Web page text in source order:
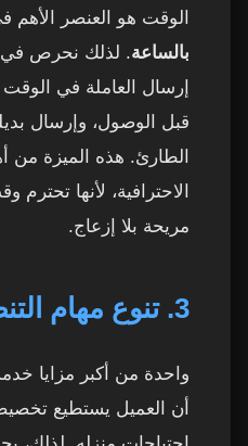
الوقت هو العنصر الأهم
بالساعة
إرسال العاملة في الوقت
قبل الوصول، وإرسال
الطارئ. هذه الميزة من
الاحترافية، لأنها
مريحة بلا إزعاج.
3. تنوع مهام التنظيف
واحدة من أكبر مزايا
أن العميل يستطيع